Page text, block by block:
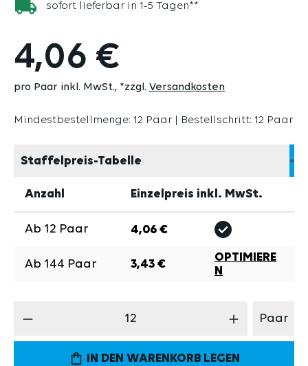
sofort lieferbar in 1-5 Tagen**
4,06 €
pro Paar inkl. MwSt. *zzgl. Versandkosten
Mindestbestellmenge: 12 Paar | Bestellschritt: 12 Paar
Staffelpreis-Tabelle
Anzahl Einzelpreis inkl. MwSt.
Ab 12 Paar 4,06 €
Ab 144 Paar 3,43 €
OPTIMIERE
N
Produkt Anzahl: Gib den gewünschten
Paar
IN DEN WARENKORB LEGEN